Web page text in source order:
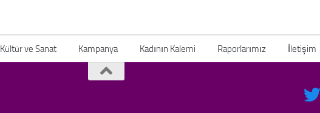
Kültür ve Sanat Kampanya Kadının Kalemi Raporlarımız İletişim